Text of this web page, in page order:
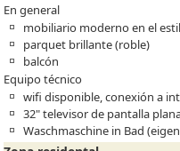
En general
mobiliario moderno en el
parquet brillante (roble)
balcón
Equipo técnico
wifi disponible, conexión a
32" televisor de pantalla
Waschmaschine in Bad